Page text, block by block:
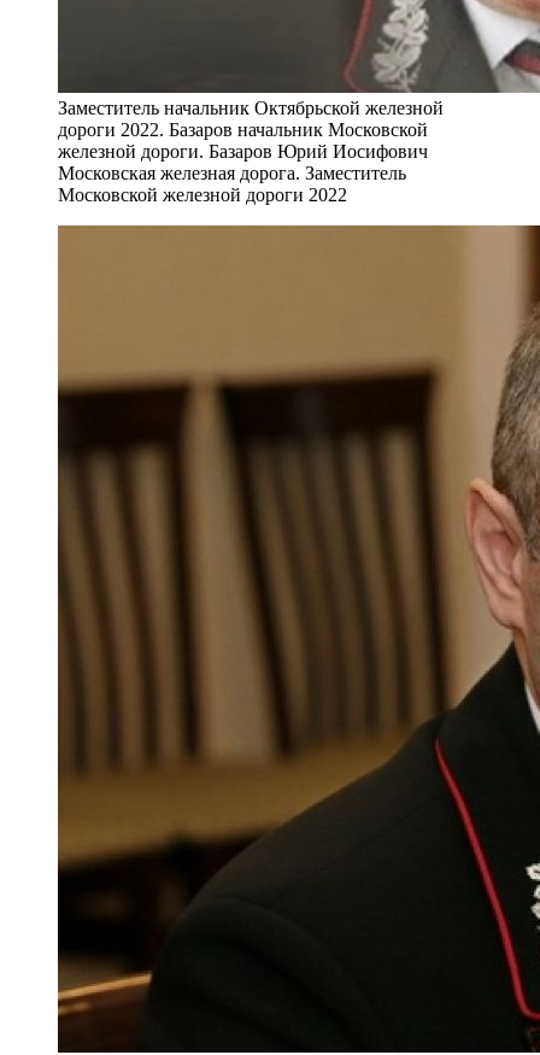
Заместитель начальник Октябрьской железной
дороги 2022. Базаров начальник Московской
железной дороги. Базаров Юрий Иосифович
Московская железная дорога. Заместитель
Московской железной дороги 2022